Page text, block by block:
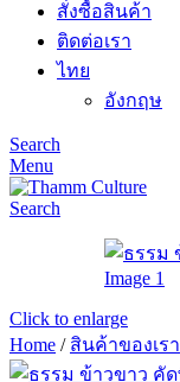
สั่งซื้อสินค้า
ติดต่อเรา
ไทย
อังกฤษ
Search
Menu
Search
Click to enlarge
Home / สินค้าของเรา